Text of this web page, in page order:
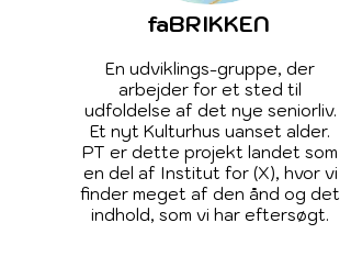
faBRIKKEN
En udviklings-gruppe, der
arbejder for et sted til
udfoldelse af det nye seniorliv.
Et nyt Kulturhus uanset alder.
PT er dette projekt landet som
en del af Institut for (X), hvor vi
finder meget af den ånd og det
indhold, som vi har eftersøgt.